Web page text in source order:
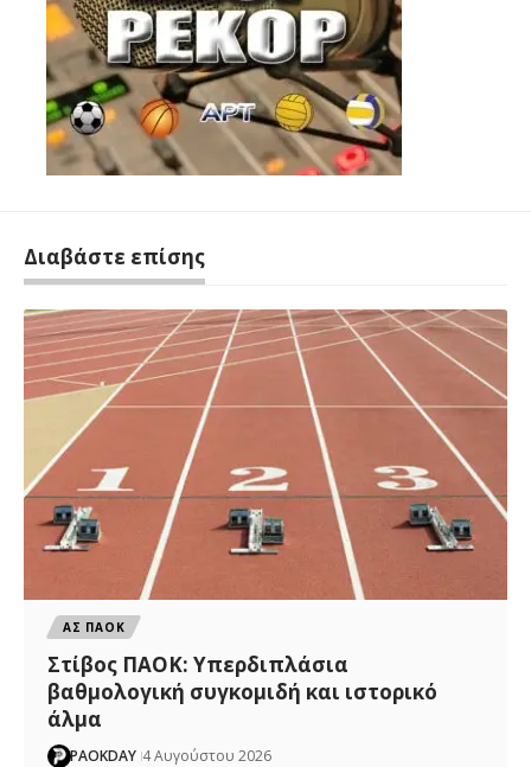
Διαβάστε επίσης
ΑΣ ΠΑΟΚ
Στίβος ΠΑΟΚ: Υπερδιπλάσια
βαθμολογική συγκομιδή και ιστορικό
άλμα
PAOKDAY 4 Αυγούστου 2026